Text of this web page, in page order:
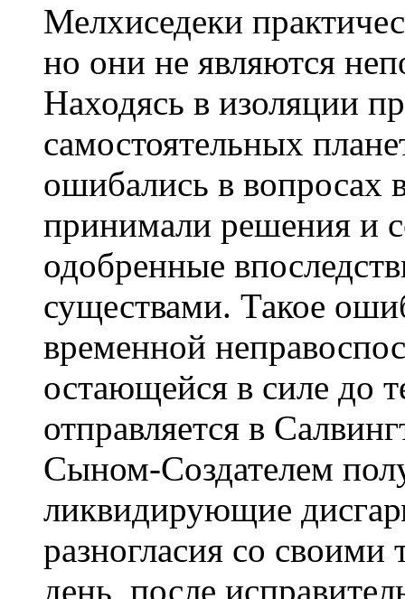
Мелхиседеки
но они не являются
Находясь в изоляции
самостоятельных
ошибались в вопросах
принимали решения и
одобренные
существами. Такое
временной
остающейся в силе до
отправляется в
Сыном-Создателем
ликвидирующие
разногласия со
день, после